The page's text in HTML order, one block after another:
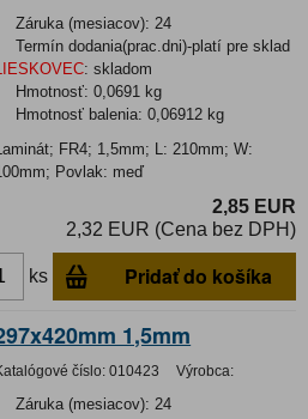
Záruka (mesiacov): 24
Termín dodania(prac.dni)-platí pre sklad
: skladom
Hmotnosť:0,0691 kg
Hmotnosť balenia:0,06912 kg
FR4; 1,5mm; L: 210mm; W:
Povlak: meď
2,85 EUR
2,32 EUR (Cena bez DPH)
ks Pridať do košíka
1,5mm
číslo: 010423 Výrobca:
Záruka (mesiacov): 24